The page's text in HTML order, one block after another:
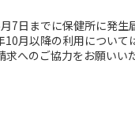
7日までに保健所に発生
月以降の利用につい
へのご協力をお願いい